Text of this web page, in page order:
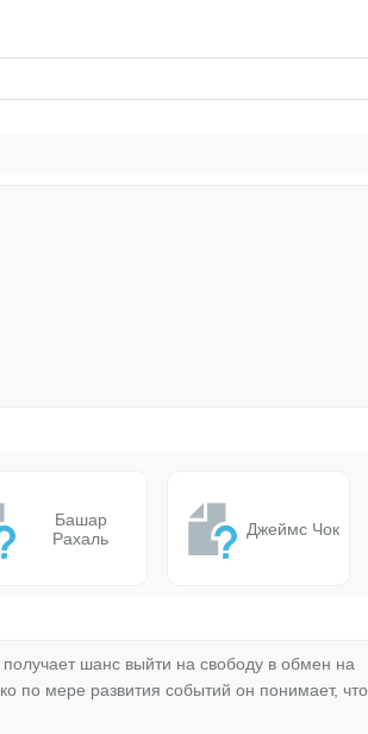
Башар
Рахаль
Джеймс Чок
шанс выйти на свободу в обмен на
по мере развития событий он понимает, что